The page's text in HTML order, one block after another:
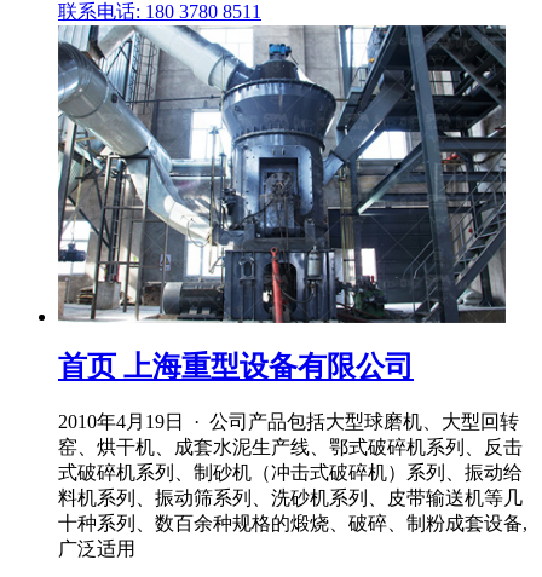
联系电话: 180 3780 8511
首页 上海重型设备有限公司
2010年4月19日 · 公司产品包括大型球磨机、大型回转
窑、烘干机、成套水泥生产线、鄂式破碎机系列、反击
式破碎机系列、制砂机（冲击式破碎机）系列、振动给
料机系列、振动筛系列、洗砂机系列、皮带输送机等几
十种系列、数百余种规格的煅烧、破碎、制粉成套设备,
广泛适用